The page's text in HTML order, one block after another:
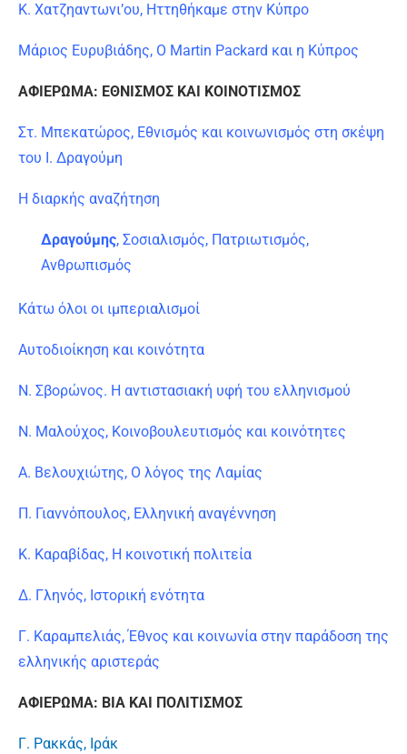
Κ. Χατζηαντωνι’ου, Ηττηθήκαμε στην Κύπρο
Μάριος Ευρυβιάδης, Ο Martin Packard και η Κύπρος
ΑΦΙΕΡΩΜΑ: ΕΘΝΙΣΜΟΣ ΚΑΙ ΚΟΙΝΟΤΙΣΜΟΣ
Στ. Μπεκατώρος, Εθνισμός και κοινωνισμός στη σκέψη
του I. Δραγούμη
Η διαρκής αναζήτηση
Δραγούμης, Σοσιαλισμός, Πατριωτισμός,
Ανθρωπισμός
Κάτω όλοι οι ιμπεριαλισμοί
Αυτοδιοίκηση και κοινότητα
Ν. Σβορώνος. Η αντιστασιακή υφή του ελληνισμού
Ν. Μαλούχος, Κοινοβουλευτισμός και κοινότητες
Α. Βελουχιώτης, Ο λόγος της Λαμίας
Π. Γιαννόπουλος, Ελληνική αναγέννηση
Κ. Καραβίδας, Η κοινοτική πολιτεία
Δ. Γληνός, Ιστορική ενότητα
Γ. Καραμπελιάς, Έθνος και κοινωνία στην παράδοση της
ελληνικής αριστεράς
ΑΦΙΕΡΩΜΑ: ΒΙΑ ΚΑΙ ΠΟΛΙΤΙΣΜΟΣ
Γ. Ρακκάς, Ιράκ